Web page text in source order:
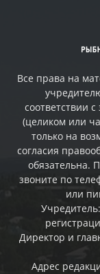
Все права на
соответствии
(целиком или
только на
согласия
обязательна.
звоните по
или
Директор и
Адрес